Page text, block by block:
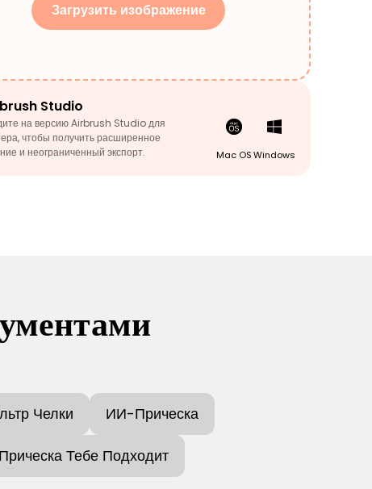
Загрузить изображение
Studio
на версию Airbrush Studio для
чтобы получить расширенное
и неограниченный экспорт.
Mac OSWindows
Челки ИИ-Прическа
Тебе Подходит